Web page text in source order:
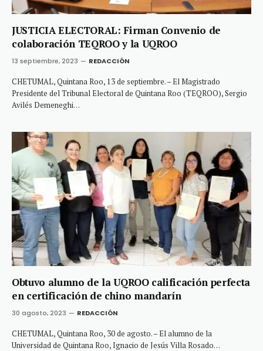
JUSTICIA ELECTORAL: Firman Convenio de
colaboración TEQROO y la UQROO
13 septiembre, 2023 REDACCIÓN
CHETUMAL, Quintana Roo, 13 de septiembre. – El Magistrado
Presidente del Tribunal Electoral de Quintana Roo (TEQROO), Sergio
Avilés Demeneghi…
Obtuvo alumno de la UQROO calificación perfecta
en certificación de chino mandarín
30 agosto, 2023 REDACCIÓN
CHETUMAL, Quintana Roo, 30 de agosto. – El alumno de la
Universidad de Quintana Roo, Ignacio de Jesús Villa Rosado…